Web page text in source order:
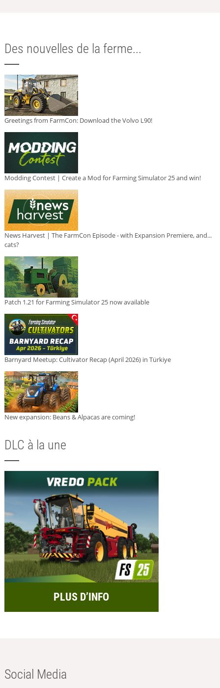
Des nouvelles de la ferme...
Greetings from FarmCon: Download the Volvo L90!
Modding Contest | Create a Mod for Farming Simulator 25 and win!
News Harvest | The FarmCon Episode - with Expansion Premiere, and...
cats?
Patch 1.21 for Farming Simulator 25 now available
Barnyard Meetup: Cultivator Recap (April 2026) in Türkiye
New expansion: Beans & Alpacas are coming!
DLC à la une
PLUS D’INFO
Social Media